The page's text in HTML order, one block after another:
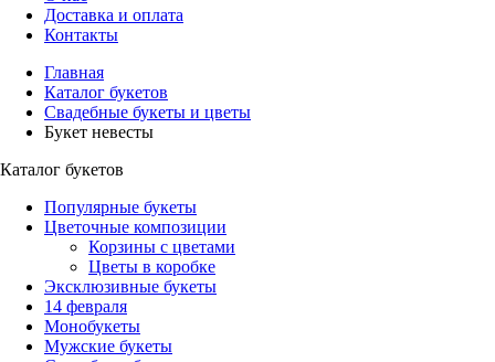
Доставка и оплата
Контакты
Главная
Каталог букетов
Свадебные букеты и цветы
Букет невесты
Каталог букетов
Популярные букеты
Цветочные композиции
Корзины с цветами
Цветы в коробке
Эксклюзивные букеты
14 февраля
Монобукеты
Мужские букеты